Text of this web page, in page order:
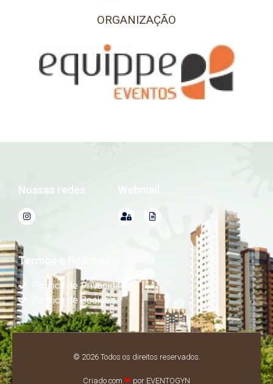
ORGANIZAÇÃO
Nossas redes
Termos e Políticas
Política de Privacidade
Política de Cookies
© 2026 Todos os direitos reservados.
Criado com ❤ por EVENTOGYN